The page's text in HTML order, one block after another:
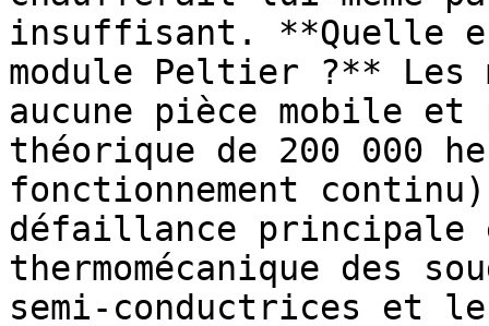
insuffisant. **Quelle
module Peltier ?** Les
aucune pièce mobile
théorique de 200 000
fonctionnement
défaillance
thermomécanique des
semi-conductrices et